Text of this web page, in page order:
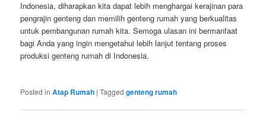
Indonesia, diharapkan kita dapat lebih menghargai kerajinan para
pengrajin genteng dan memilih genteng rumah yang berkualitas
untuk pembangunan rumah kita. Semoga ulasan ini bermanfaat
bagi Anda yang ingin mengetahui lebih lanjut tentang proses
produksi genteng rumah di Indonesia.
Posted in Atap Rumah |Tagged genteng rumah